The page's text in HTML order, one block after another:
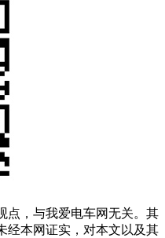
点，与我爱电车网无关。其
经本网证实，对本文以及其